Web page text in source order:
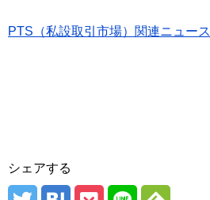
PTS（私設取引市場）関連ニュース
シェアする